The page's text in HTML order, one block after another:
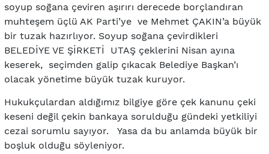
soyup soğana çeviren aşırırı derecede borçlandıran
muhteşem üçlü AK Parti’ye ve Mehmet ÇAKIN’a büyük
bir tuzak hazırlıyor. Soyup soğana çevirdikleri
BELEDİYE VE ŞİRKETİ UTAŞ çeklerini Nisan ayına
keserek, seçimden galip çıkacak Belediye Başkan’ı
olacak yönetime büyük tuzak kuruyor.
Hukukçulardan aldığımız bilgiye göre çek kanunu çeki
keseni değil çekin bankaya sorulduğu gündeki yetkiliyi
cezai sorumlu sayıyor. Yasa da bu anlamda büyük bir
boşluk olduğu söyleniyor.